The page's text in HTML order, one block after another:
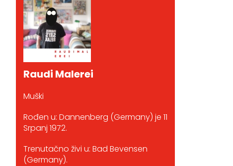
Raudi Malerei
Muški
Rođen u: Dannenberg (Germany) je 11
Srpanj 1972.
Trenutačno živi u: Bad Bevensen
(Germany).